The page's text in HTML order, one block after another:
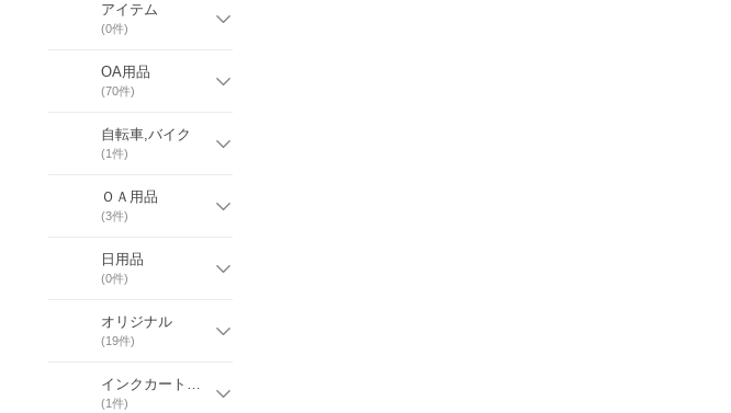
アイテム
(0件)
OA用品
(70件)
自転車,バイク
(1件)
ＯＡ用品
(3件)
日用品
(0件)
オリジナル
(19件)
インクカートリッジ
(1件)